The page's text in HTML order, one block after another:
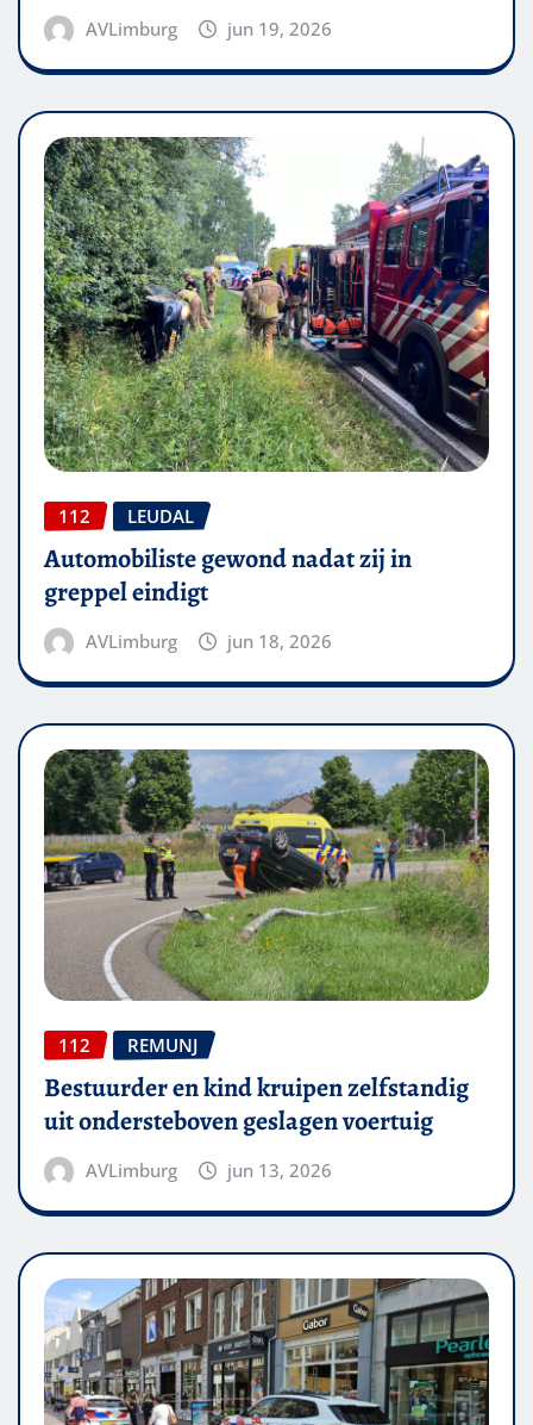
AVLimburg jun 19, 2026
112 LEUDAL
Automobiliste gewond nadat zij in
greppel eindigt
AVLimburg jun 18, 2026
112 REMUNJ
Bestuurder en kind kruipen zelfstandig
uit ondersteboven geslagen voertuig
AVLimburg jun 13, 2026